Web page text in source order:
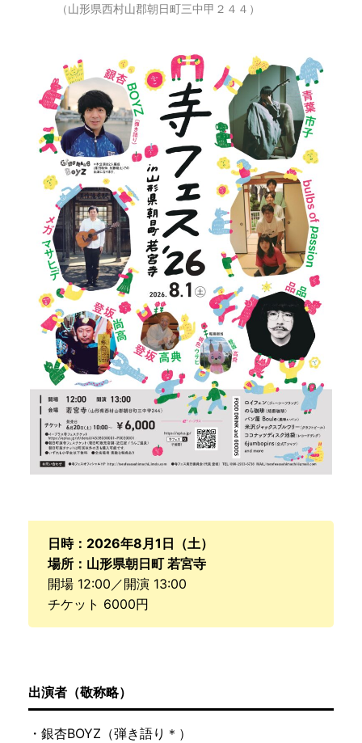
（山形県西村山郡朝日町三中甲２４４）
日時：2026年8月1日（土）
場所：山形県朝日町 若宮寺
開場 12:00／開演 13:00
チケット 6000円
出演者（敬称略）
・銀杏BOYZ（弾き語り＊）